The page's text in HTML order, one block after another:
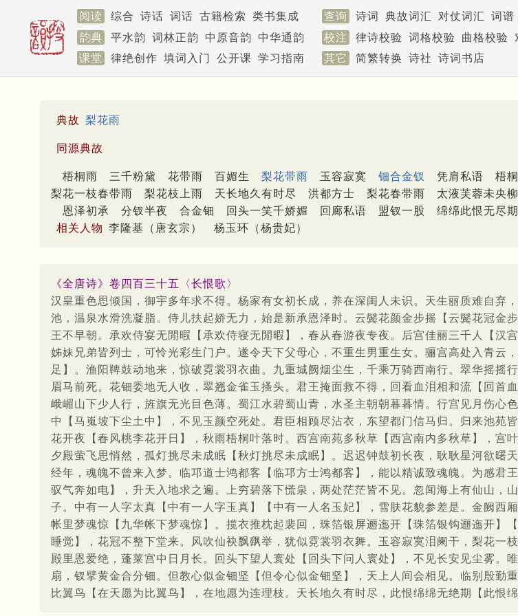
阅读 综合 诗话 词话 古籍检索 类书集成 查询 诗词 典故词汇 对仗词汇 词谱
韵典
平水韵 词林正韵 中原音韵 中华通韵 校注 律诗校验 词格校验 曲格校验
课堂
律绝创作 填词入门 公开课 学习指南 其它 简繁转换 诗社 诗词书店
典故 梨花雨
同源典故
梧桐雨 三千粉黛 花带雨 百媚生 梨花带雨 玉容寂寞 钿合金钗 凭肩私语 梧
梨花一枝春带雨
梨花枝上雨 天长地久有时尽 洪都方士 梨花春带雨 太液芙蓉未央柳
恩泽初承
分钗半夜 合金钿 回头一笑千娇媚 回廊私语 盟钗一股 绵绵此恨无尽期
相关人物 李隆基（唐玄宗） 杨玉环（杨贵妃）
《全唐诗》卷四百三十五〈长恨歌〉
汉皇重色思倾国，御宇多年求不得。杨家有女初长成，养在深闺人未识。天生丽质难自弃
池，温泉水滑洗凝脂。侍儿扶起娇无力，始是新承恩泽时。云鬓花颜金步摇【云鬓花冠金
王不早朝。承欢侍宴无閒暇【承欢侍寝无閒暇】，春从春游夜专夜。后宫佳丽三千人【汉
姊妹兄弟皆列士，可怜光彩生门户。遂令天下父母心，不重生男重生女。骊宫高处入青云
足】。渔阳鞞鼓动地来，惊破霓裳羽衣曲。九重城阙烟尘生，千乘万骑西南行。翠华摇
眉马前死。花钿委地无人收，翠翘金雀玉搔头。君王掩面救不得，回看血泪相和流【回首
峨嵋山下少人行，旌旗无光目色薄。蜀江水碧蜀山青，水圣主朝朝暮暮情。行宫见月伤心
中【马嵬坡下尘土中】，不见玉颜空死处。君臣相顾尽沾衣，东望都门信马归。归来池苑
花开夜【春风桃李花开日】，秋雨梧桐叶落时。西宫南苑多秋草【西宫南内多秋草】，宫
夕殿萤飞思悄然，孤灯挑尽未成眠【秋灯挑尽未成眠】。迟迟钟鼓初长夜，耿耿星河欲曙
经年，魂魄不曾来入梦。临邛道士鸿都客【临邛方士鸿都客】，能以精诚致魂魄。为感君
驭气奔如电】，升天入地求之遍。上穷碧落下慌泉，两处茫茫皆不见。忽闻海上有仙山，
子。中有一人字太真【中有一人字玉真】【中有一人名玉妃】，雪肤花貌参差是。金阙西
帐里梦魂惊【九华帐下梦魂惊】。揽衣推枕起裴回，珠箔银屏逦迤开【珠箔银钩逦迤开】
睡觉】，花冠不整下堂来。风吹仙袂飘飖举，犹似霓裳羽衣舞。玉容寂寞泪阑干，梨花一
殿里恩爱绝，蓬莱宫中日月长。回头下望人寰处【回头下问人寰处】，不见长安见尘雾。
扇，钗擘黄金合分钿。但教心似金钿坚【但令心似金钿坚】，天上人间会相见。临别殷
比翼鸟【在天愿为比翼鸟】，在地愿为连理枝。天长地久有时尽，此恨绵绵无绝期【此恨绵